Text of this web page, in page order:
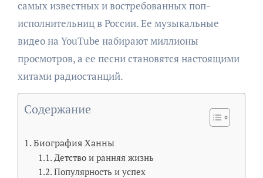
самых известных и востребованных поп-
исполнительниц в России. Ее музыкальные
видео на YouTube набирают миллионы
просмотров, а ее песни становятся настоящими
хитами радиостанций.
Содержание
Биография Ханны
Детство и ранняя жизнь
Популярность и успех